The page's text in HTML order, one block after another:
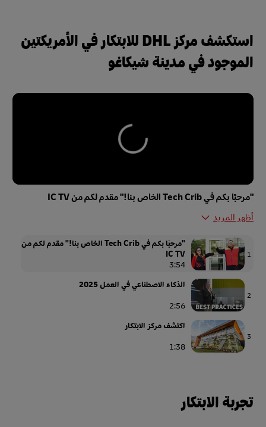
استكشف مركز DHL للابتكار في الأمريكتين
الموجود في مدينة شيكاغو
"مرحبًا بكم في Tech Crib الخاص بنا!" مقدم لكم من IC TV
أظهر المزيد
1
"مرحبًا بكم في Tech Crib الخاص بنا!" مقدم لكم من
IC TV
3:54
2
الذكاء الاصطناعي في العمل 2025
2:56
3
اكتشف مركز الابتكار
1:38
تجربة الابتكار